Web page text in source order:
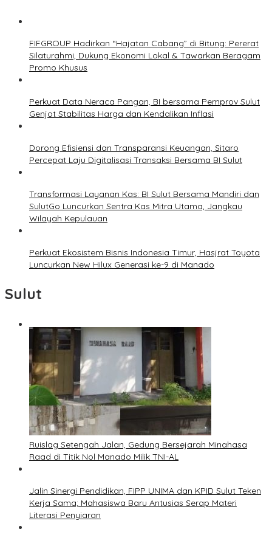
FIFGROUP Hadirkan “Hajatan Cabang” di Bitung: Pererat
Silaturahmi, Dukung Ekonomi Lokal & Tawarkan Beragam
Promo Khusus
Perkuat Data Neraca Pangan, BI bersama Pemprov Sulut
Genjot Stabilitas Harga dan Kendalikan Inflasi
Dorong Efisiensi dan Transparansi Keuangan, Sitaro
Percepat Laju Digitalisasi Transaksi Bersama BI Sulut
Transformasi Layanan Kas: BI Sulut Bersama Mandiri dan
SulutGo Luncurkan Sentra Kas Mitra Utama, Jangkau
Wilayah Kepulauan
Perkuat Ekosistem Bisnis Indonesia Timur, Hasjrat Toyota
Luncurkan New Hilux Generasi ke-9 di Manado
Sulut
Ruislag Setengah Jalan, Gedung Bersejarah Minahasa
Raad di Titik Nol Manado Milik TNI-AL
Jalin Sinergi Pendidikan, FIPP UNIMA dan KPID Sulut Teken
Kerja Sama; Mahasiswa Baru Antusias Serap Materi
Literasi Penyiaran